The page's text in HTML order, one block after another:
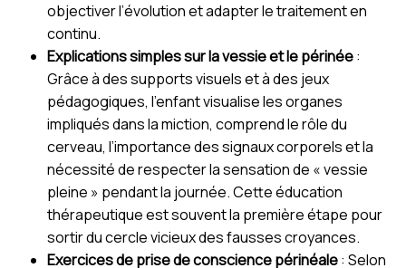
objectiver l’évolution et adapter le traitement en
continu.
Explications simples sur la vessie et le périnée:
Grâce à des supports visuels et à des jeux
pédagogiques, l’enfant visualise les organes
impliqués dans la miction, comprend le rôle du
cerveau, l’importance des signaux corporels et la
nécessité de respecter la sensation de « vessie
pleine » pendant la journée. Cette éducation
thérapeutique est souvent la première étape pour
sortir du cercle vicieux des fausses croyances.
Exercices de prise de conscience périnéale: Selon